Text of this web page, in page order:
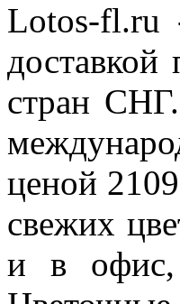
Lotos-fl.ru
стран
ценой 2109
свежих
и в офис,